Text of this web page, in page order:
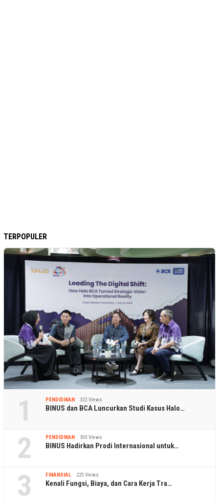
TERPOPULER
1 PENDIDIKAN 322 Views
BINUS dan BCA Luncurkan Studi Kasus Halo…
2 PENDIDIKAN 303 Views
BINUS Hadirkan Prodi Internasional untuk…
3 FINANSIAL 225 Views
Kenali Fungsi, Biaya, dan Cara Kerja Tra…